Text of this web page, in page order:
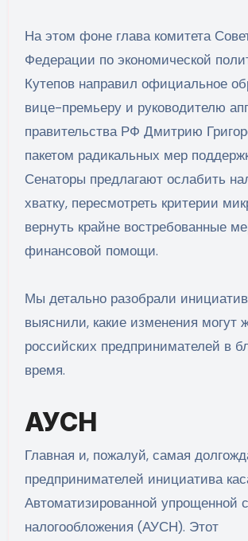
На этом фоне глава комитета
Федерации по экономической
Кутепов направил официальное
вице-премьеру и руководителю
правительства РФ Дмитрию
пакетом радикальных мер
Сенаторы предлагают ослабить
хватку, пересмотреть критерии
вернуть крайне востребованные
финансовой помощи.
Мы детально разобрали
выяснили, какие изменения могут
российских предпринимателей в
время.
АУСН
Главная и, пожалуй, самая
предпринимателей инициатива
Автоматизированной упрощенной
налогообложения (АУСН). Этот